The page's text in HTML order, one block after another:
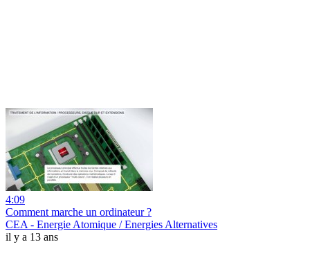
4:09
Comment marche un ordinateur ?
CEA - Energie Atomique / Energies Alternatives
il y a 13 ans